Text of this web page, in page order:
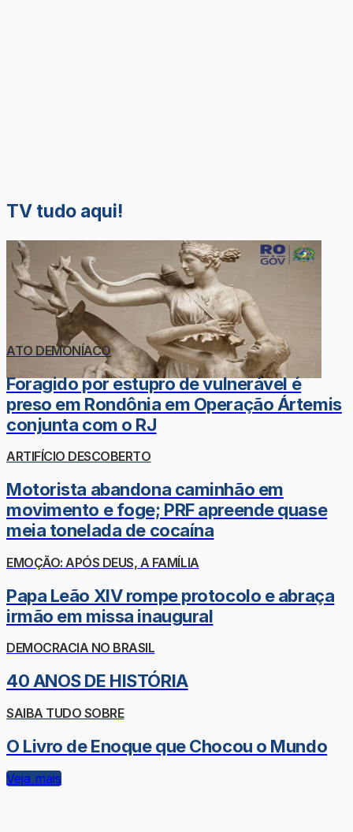
TV tudo aqui!
ATO DEMONÍACO
Foragido por estupro de vulnerável é
preso em Rondônia em Operação Ártemis
conjunta com o RJ
ARTIFÍCIO DESCOBERTO
Motorista abandona caminhão em
movimento e foge; PRF apreende quase
meia tonelada de cocaína
EMOÇÃO: APÓS DEUS, A FAMÍLIA
Papa Leão XIV rompe protocolo e abraça
irmão em missa inaugural
DEMOCRACIA NO BRASIL
40 ANOS DE HISTÓRIA
SAIBA TUDO SOBRE
O Livro de Enoque que Chocou o Mundo
Veja mais